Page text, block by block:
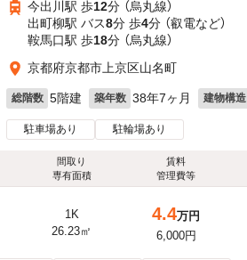
今出川駅 歩12分 （烏丸線）
出町柳駅 バス8分 歩4分 （叡電など）
鞍馬口駅 歩18分 （烏丸線）
京都府京都市上京区山名町
総階数 5階建 築年数 38年7ヶ月 建物構造
駐車場あり 駐輪場あり
間取り
専有面積
賃料
管理費等
1K
26.23㎡
4.4万円
6,000円